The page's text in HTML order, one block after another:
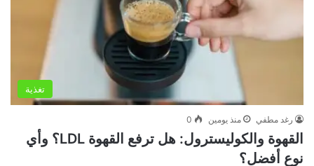
تغذية
رغد مطفي منذ يومين 0
القهوة والكوليسترول: هل ترفع القهوة LDL؟ وأي
نوع أفضل؟